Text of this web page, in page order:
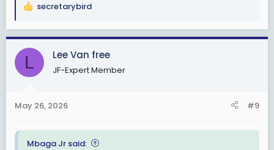
R
a
c
i
s
secretarybird
L Lee Van free
JF-Expert Member
May 26, 2026 #9
Mbaga Jr said: